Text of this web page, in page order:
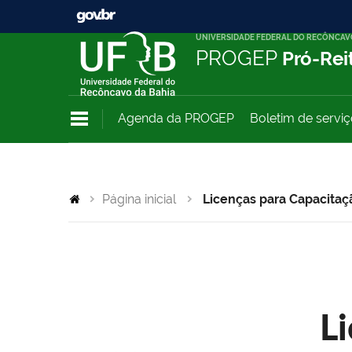
UNIVERSIDADE FEDERAL DO
PROGEP Pró-
Agenda da PROGEP Boletim de
Página inicial Licenças para